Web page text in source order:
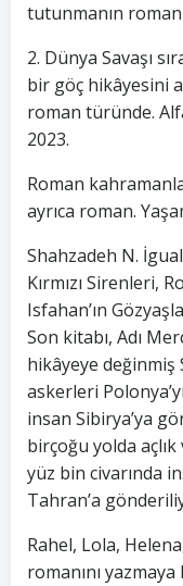
tutunmanın
2. Dünya Savaşı
bir göç hikâyesini
roman türünde.
2023.
Roman
ayrıca roman.
Shahzadeh N.
Kırmızı Sirenleri,
Isfahan’ın
Son kitabı, Adı
hikâyeye değinmiş
askerleri
insan Sibirya’ya
birçoğu yolda
yüz bin civarında
Tahran’a
Rahel, Lola,
romanını